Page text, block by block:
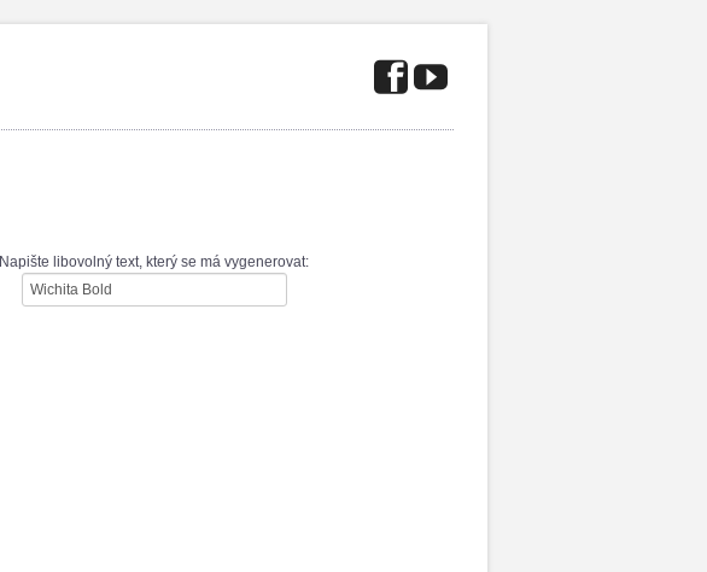
Napište libovolný text, který se má vygenerovat: